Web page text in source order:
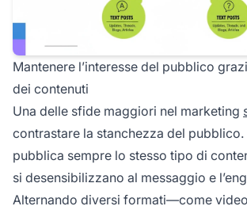
Mantenere l’interesse del pubblico
dei contenuti
Una delle sfide maggiori nel marketing
contrastare la stanchezza del pubblico.
pubblica sempre lo stesso tipo di
si desensibilizzano al messaggio e
Alternando diversi formati—come